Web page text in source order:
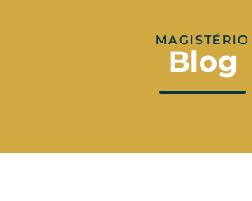
MAGISTÉRIO
Blog